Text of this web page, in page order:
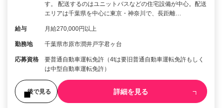
す。 配送するのはユニットバスなどの住宅設備が中心。配送
エリアは千葉県を中心に東京・神奈川で、長距離…
給与 月給270,000円以上
勤務地 千葉県市原市潤井戸字君ヶ台
応募資格
要普通自動車運転免許（4tは要旧普通自動車運転免許もしく
は中型自動車運転免許）
後で見る 詳細を見る